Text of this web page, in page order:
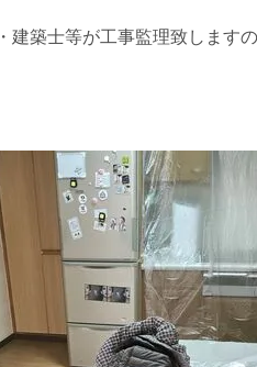
建築士等が工事監理致します